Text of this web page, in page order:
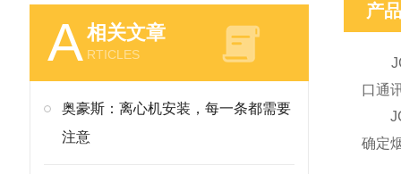
A相关文章
RTICLES
奥豪斯：离心机安装，每一条都需要
注意
产
口通
确定